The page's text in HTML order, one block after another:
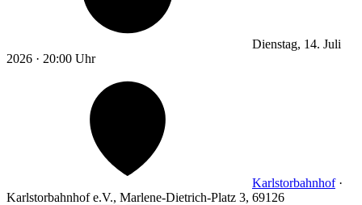
Dienstag, 14. Juli
2026 · 20:00 Uhr
Karlstorbahnhof·
Karlstorbahnhof e.V., Marlene-Dietrich-Platz 3, 69126